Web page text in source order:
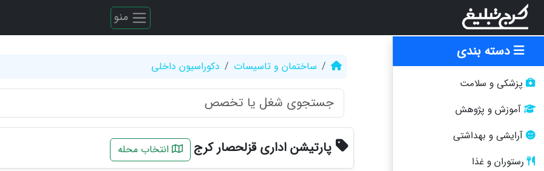
منو
دسته بندی
پزشکی و سلامت
آموزش و پژوهش
آرایشی و بهداشتی
رستوران و غذا
ساختمان و تاسیسات دکوراسیون داخلی
پارتیشن اداری قزلحصار کرج انتخاب محله